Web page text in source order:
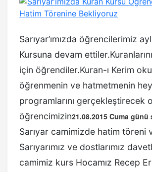
Sarıyar’ımızda öğrencilerimiz
Kursuna devam
için öğrendiler.Kuran-ı Kerim
öğrenmenin ve hatmetmenin
programlarını gerçekleştirecek
öğrencimizin21.08.2015 Cuma günü
Sarıyar camimizde hatim töreni
Sarıyarımız ve dostlarımız
camimiz kurs Hocamız Recep